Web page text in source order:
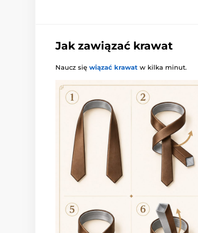
Jak zawiązać krawat
Naucz się wiązać krawat w kilka minut.